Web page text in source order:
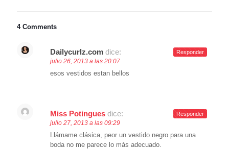
4 Comments
Dailycurlz.com dice:
julio 26, 2013 a las 20:07
esos vestidos estan bellos
Responder
Miss Potingues dice:
julio 27, 2013 a las 09:29
Llámame clásica, peor un vestido negro para una
boda no me parece lo más adecuado.
Responder